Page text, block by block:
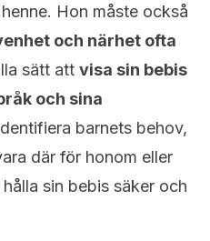
Hon måste också
och närhet ofta
sätt att visa sin bebis
och sina
barnets behov,
där för honom eller
sin bebis säker och